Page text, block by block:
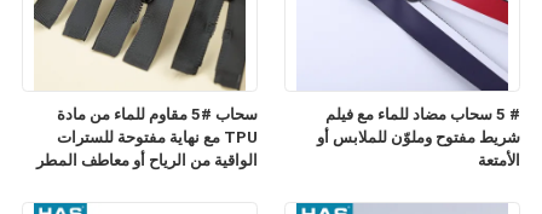
سحاب #5 مقاوم للماء من مادة
TPU مع نهاية مفتوحة للسترات
الواقية من الرياح أو معاطف المطر
# 5 سحاب مضاد للماء مع فيلم
شريط مفتوح وملوّن للملابس أو
الأمتعة